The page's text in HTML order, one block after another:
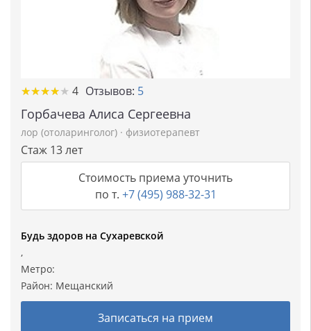
★★★★★
★★★★★ 4 Отзывов: 5
Горбачева Алиса Сергеевна
лор (отоларинголог) · физиотерапевт
Стаж 13 лет
Стоимость приема уточнить
по т. +7 (495) 988-32-31
Будь здоров на Сухаревской
,
Метро:
Район: Мещанский
Записаться на прием